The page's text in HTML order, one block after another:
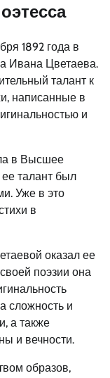
1892 года в
Ивана Цветаева.
талант к
написанные в
и
в Высшее
талант был
Уже в это
в
оказал ее
поэзии она
сложность и
а также
и вечности.
образов,